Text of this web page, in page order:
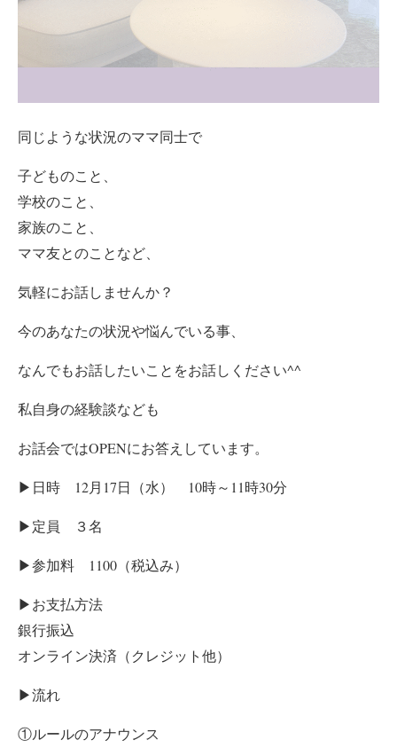
同じような状況のママ同士で
子どものこと、
学校のこと、
家族のこと、
ママ友とのことなど、
気軽にお話しませんか？
今のあなたの状況や悩んでいる事、
なんでもお話したいことをお話しください^^
私自身の経験談なども
お話会ではOPENにお答えしています。
▶日時 12月17日（水） 10時～11時30分
▶定員 ３名
▶参加料 1100（税込み）
▶お支払方法
銀行振込
オンライン決済（クレジット他）
▶流れ
①ルールのアナウンス